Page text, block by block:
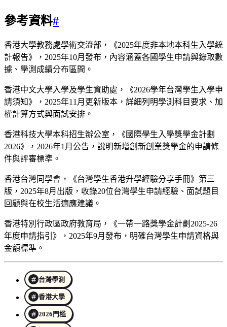
參考資料#
香港大學教務處學術交流部，《2025年度非本地本科生入學統
計報告》，2025年10月發布，內容涵蓋各國學生申請與錄取數
據、學測成績分布區間。
香港中文大學入學及學生資助處，《2026學年台灣學生入學申
請須知》，2025年11月更新版本，詳細列明學測科目要求、加
權計算方式與面試安排。
香港科技大學本科招生辦公室，《國際學生入學獎學金計劃
2026》，2026年1月公告，說明新增創新創業獎學金的申請條
件與評審標準。
香港台灣同學會，《台灣學生香港升學經驗分享手冊》第三
版，2025年8月出版，收錄20位台灣學生申請經驗、面試題目
回顧與在校生活適應建議。
香港特別行政區政府教育局，《一帶一路獎學金計劃2025-26
年度申請指引》，2025年9月發布，明確台灣學生申請資格與
金額標準。
台灣學測
香港大學
2026門檻